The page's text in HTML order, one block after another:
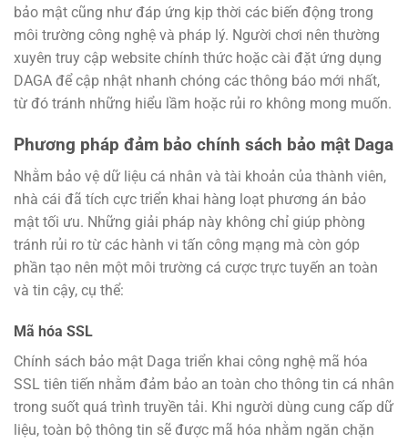
bảo mật cũng như đáp ứng kịp thời các biến động trong
môi trường công nghệ và pháp lý. Người chơi nên thường
xuyên truy cập website chính thức hoặc cài đặt ứng dụng
DAGA để cập nhật nhanh chóng các thông báo mới nhất,
từ đó tránh những hiểu lầm hoặc rủi ro không mong muốn.
Phương pháp đảm bảo chính sách bảo mật Daga
Nhằm bảo vệ dữ liệu cá nhân và tài khoản của thành viên,
nhà cái đã tích cực triển khai hàng loạt phương án bảo
mật tối ưu. Những giải pháp này không chỉ giúp phòng
tránh rủi ro từ các hành vi tấn công mạng mà còn góp
phần tạo nên một môi trường cá cược trực tuyến an toàn
và tin cậy, cụ thể:
Mã hóa SSL
Chính sách bảo mật Daga triển khai công nghệ mã hóa
SSL tiên tiến nhằm đảm bảo an toàn cho thông tin cá nhân
trong suốt quá trình truyền tải. Khi người dùng cung cấp dữ
liệu, toàn bộ thông tin sẽ được mã hóa nhằm ngăn chặn